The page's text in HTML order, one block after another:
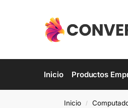
Inicio Productos
Inicio /